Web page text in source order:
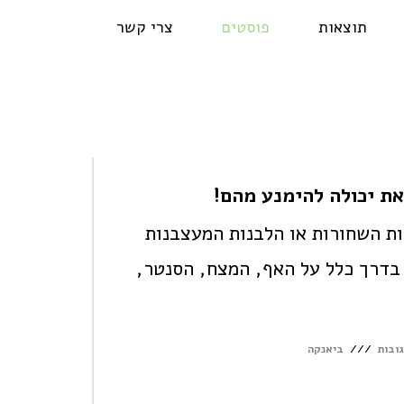
תוצאות פוסטים צרי קשר
יכולה להימנע מהם!
השחורות או הלבנות המעצבנות
בדרך כלל על האף, המצח, הסנטר,
ביאנקה